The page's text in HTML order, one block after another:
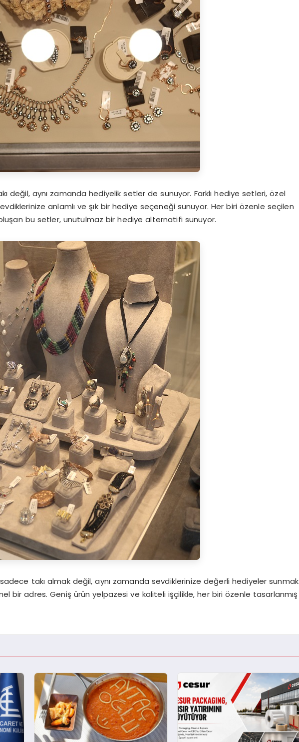
değil, aynı zamanda hediyelik setler de sunuyor. Farklı hediye setleri, özel
anlamlı ve şık bir hediye seçeneği sunuyor. Her biri özenle seçilen
bu setler, unutulmaz bir hediye alternatifi sunuyor.
sadece takı almak değil, aynı zamanda sevdiklerinize değerli hediyeler sunmak
bir adres. Geniş ürün yelpazesi ve kaliteli işçilikle, her biri özenle tasarlanmış